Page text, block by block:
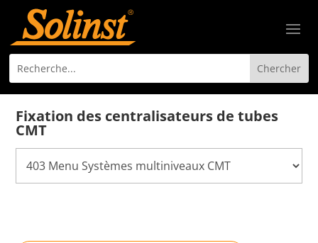
Fixation des centralisateurs de tubes
CMT